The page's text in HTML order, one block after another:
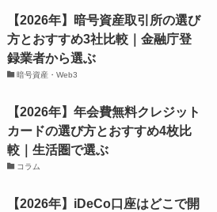
【2026年】暗号資産取引所の選び
方とおすすめ3社比較｜金融庁登
録業者から選ぶ
暗号資産・Web3
【2026年】年会費無料クレジット
カードの選び方とおすすめ4枚比
較｜生活圏で選ぶ
コラム
【2026年】iDeCo口座はどこで開